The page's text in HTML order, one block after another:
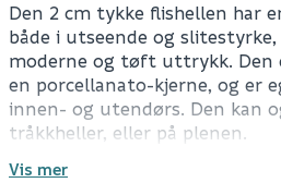
Den 2 cm tykke flishellen har
både i utseende og
moderne og tøft uttrykk. Den
en porcellanato-kjerne, og er
innen- og utendørs. Den kan
tråkkheller, eller på plenen.
Flisheller selges per stykk, ikke
Vis mer